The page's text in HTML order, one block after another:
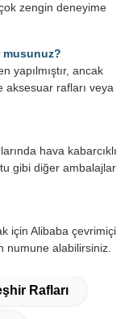
zengin deneyime
musunuz?
yapılmıştır, ancak
aksesuar rafları veya
hava kabarcıklı
gibi diğer ambalajlar
için Alibaba çevrimiçi
numune alabilirsiniz.
Rafları